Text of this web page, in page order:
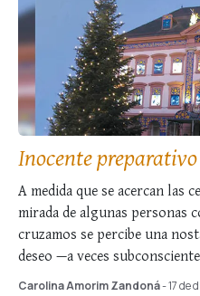
Inocente
A medida que se acercan las
mirada de algunas personas
cruzamos se percibe una
deseo —a veces
significado de la Navidad. …
Carolina Amorim Zandoná- 17 de